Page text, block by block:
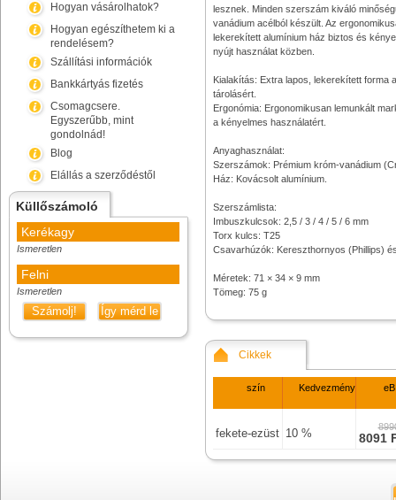
Hogyan vásárolhatok?
Hogyan egészíthetem ki a
rendelésem?
Szállítási információk
Bankkártyás fizetés
Csomagcsere.
Egyszerűbb, mint
gondolnád!
Blog
Elállás a szerződéstől
Küllőszámoló
Kerékagy
Ismeretlen
Felni
Ismeretlen
Számolj! Így mérd le
lesznek. Minden szerszám kiváló
vanádium acélból készült. Az
lekerekített alumínium ház biztos és
nyújt használat közben.
Kialakítás: Extra lapos, lekerekített forma
tárolásért.
Ergonómia: Ergonomikusan lemunkált
a kényelmes használatért.
Anyaghasználat:
Szerszámok: Prémium króm-vanádium
Ház: Kovácsolt alumínium.
Szerszámlista:
Imbuszkulcsok: 2,5 / 3 / 4 / 5 / 6 mm
Torx kulcs: T25
Csavarhúzók: Kereszthornyos (Phillips)
Méretek: 71 × 34 × 9 mm
Tömeg: 75 g
Cikkek
szín Kedvezmény
fekete-ezüst 10 % 8091